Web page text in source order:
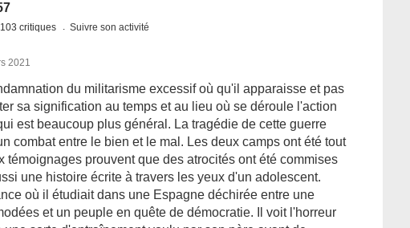
critiques Suivre son activité
2021
du militarisme excessif où qu'il apparaisse et pas
sa signification au temps et au lieu où se déroule l'action
est beaucoup plus général. La tragédie de cette guerre
combat entre le bien et le mal. Les deux camps ont été tout
témoignages prouvent que des atrocités ont été commises
une histoire écrite à travers les yeux d'un adolescent.
où il étudiait dans une Espagne déchirée entre une
et un peuple en quête de démocratie. Il voit l'horreur